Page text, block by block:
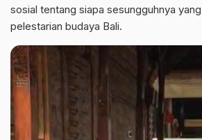
sosial tentang siapa sesungguhnya
pelestarian budaya Bali.